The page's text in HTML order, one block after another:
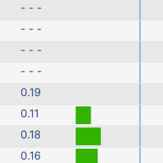
- - -
- - -
- - -
- - -
0.19
0.11
0.18
0.16